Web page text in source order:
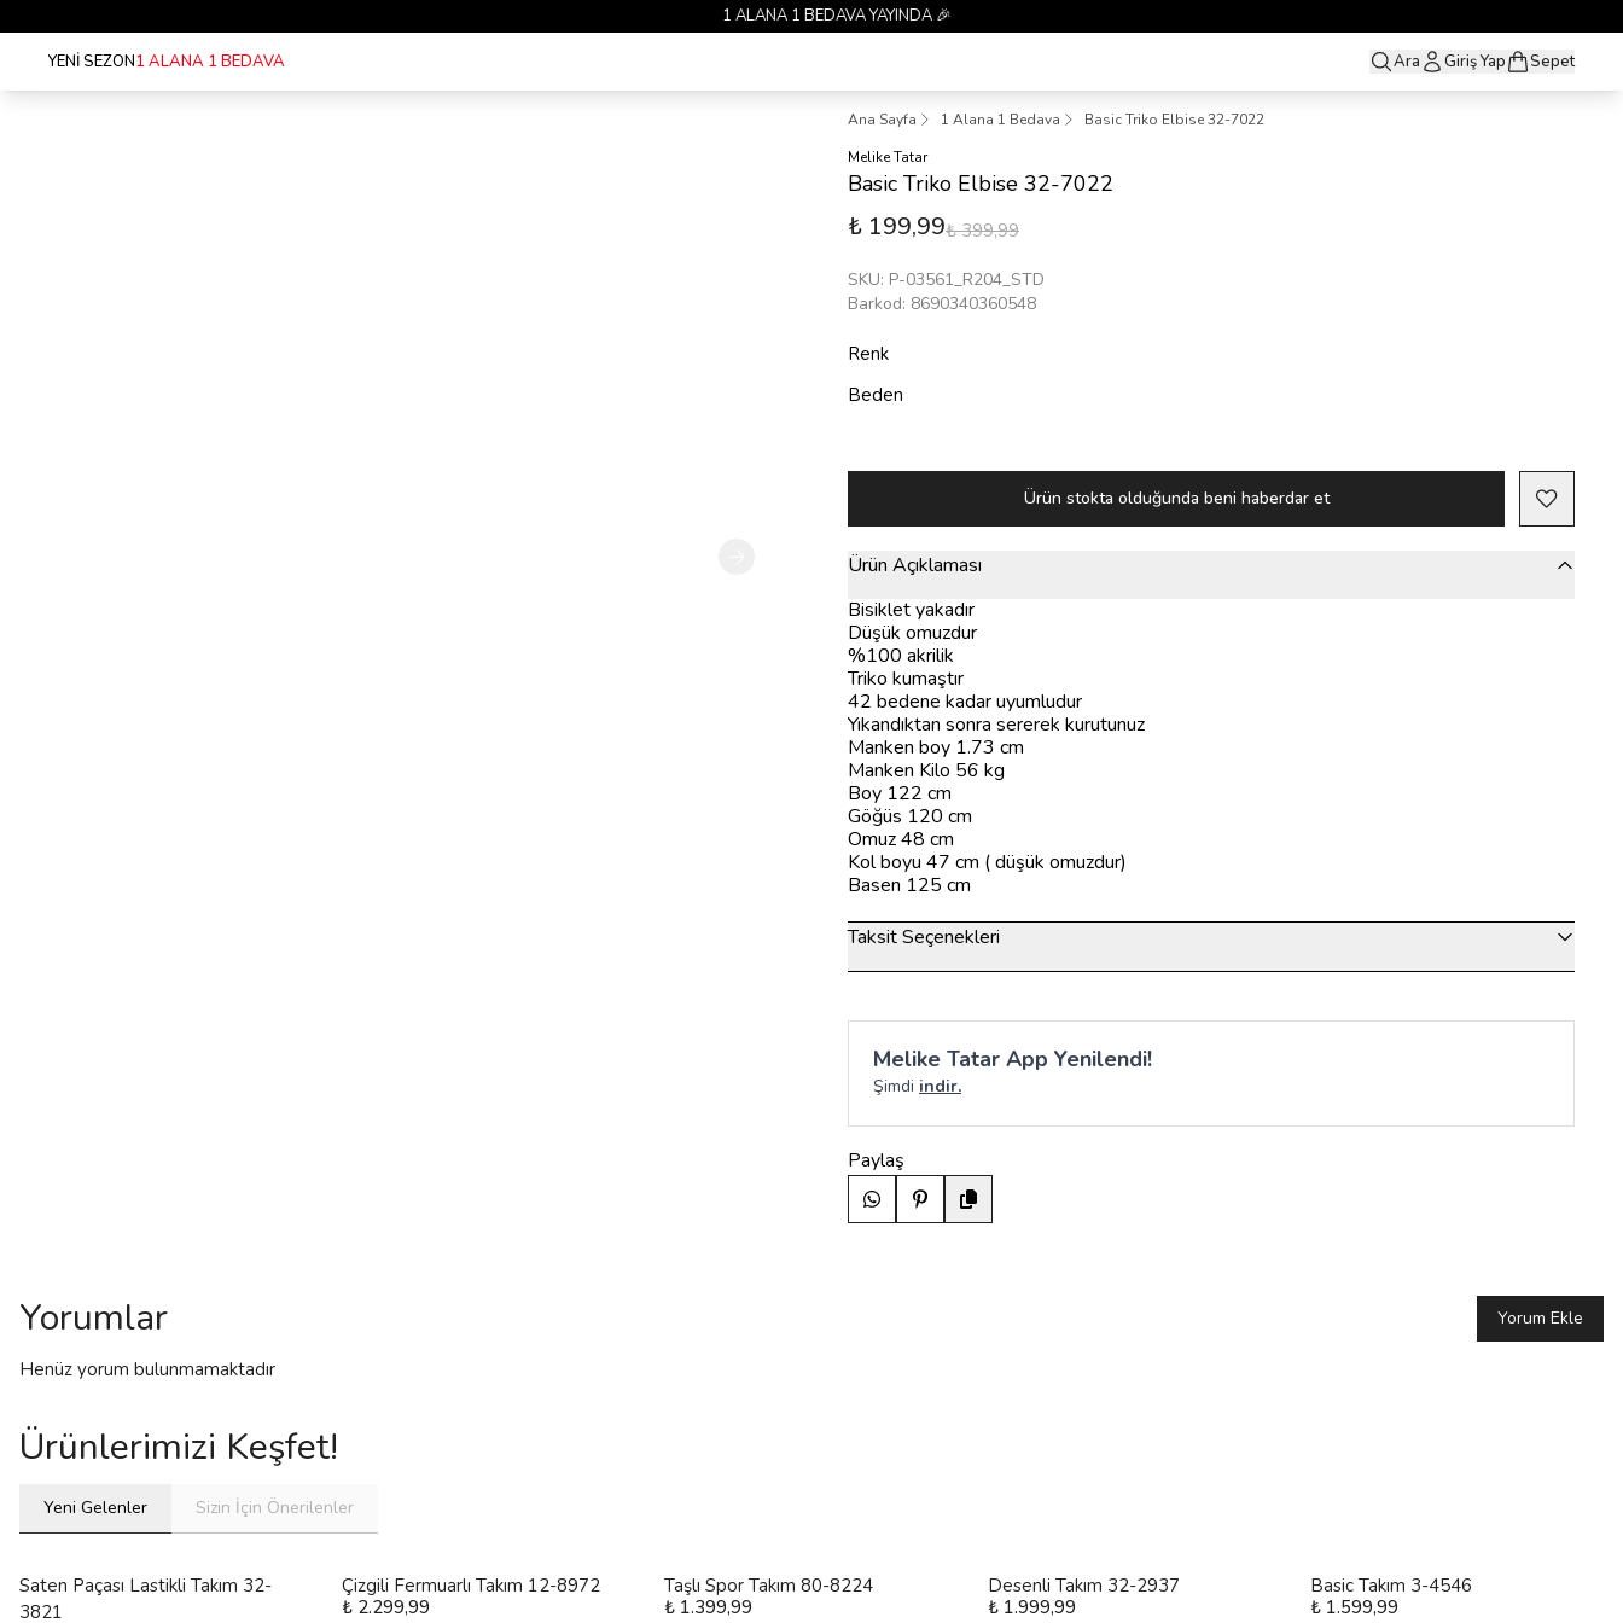
1 ALANA 1 BEDAVA YAYINDA 🎉
YENİ SEZON1 ALANA 1 BEDAVA Ara Giriş Yap Sepet
Ana Sayfa 1 Alana 1 Bedava
Basic Triko Elbise 32-7022
Melike Tatar
Basic Triko Elbise 32-7022
₺ 199,99₺ 399,99
SKU: P-03561_R204_STD
Barkod: 8690340360548
Renk
Beden
Ürün stokta olduğunda beni haberdar et
Ürün Açıklaması
Bisiklet yakadır
Düşük omuzdur
%100 akrilik
Triko kumaştır
42 bedene kadar uyumludur
Yıkandıktan sonra sererek kurutunuz
Manken boy 1.73 cm
Manken Kilo 56 kg
Boy 122 cm
Göğüs 120 cm
Omuz 48 cm
Kol boyu 47 cm ( düşük omuzdur)
Basen 125 cm
Taksit Seçenekleri
Melike Tatar App Yenilendi!
Şimdi indir.
Paylaş
Yorumlar Yorum Ekle
Henüz yorum bulunmamaktadır
Ürünlerimizi Keşfet!
Yeni Gelenler Sizin İçin Önerilenler
Saten Paçası Lastikli Takım 32-
3821
Çizgili Fermuarlı Takım 12-8972
₺ 2.299,99
Taşlı Spor Takım 80-8224
₺ 1.399,99
Desenli Takım 32-2937
₺ 1.999,99
Basic Takım 3-4546
₺ 1.599,99